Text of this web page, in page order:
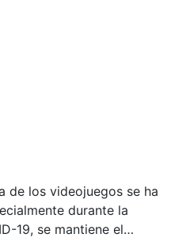
de los videojuegos se ha
durante la
19, se mantiene el